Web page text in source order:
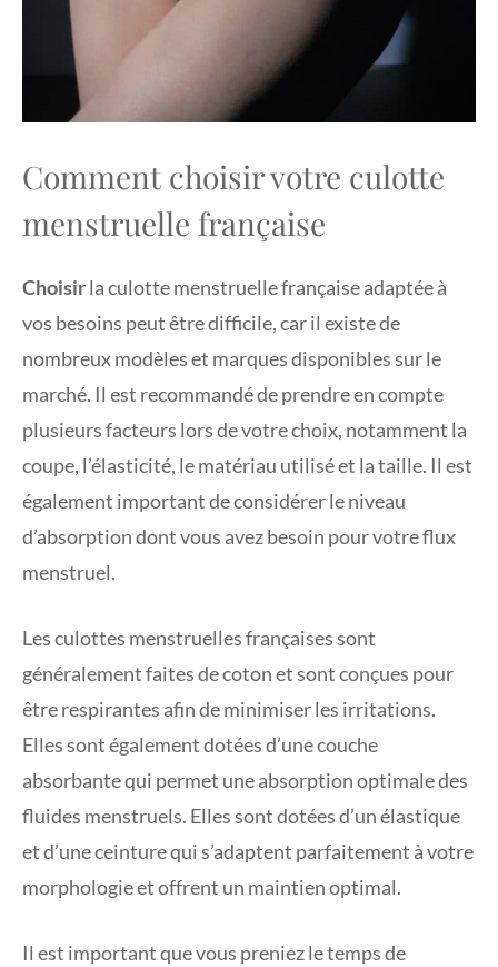
Comment choisir votre culotte
menstruelle française
Choisirla culotte menstruelle française adaptée à
vos besoins peut être difficile, car il existe de
nombreux modèles et marques disponibles sur le
marché. Il est recommandé de prendre en compte
plusieurs facteurs lors de votre choix, notamment la
coupe, l’élasticité, le matériau utilisé et la taille. Il est
également important de considérer le niveau
d’absorption dont vous avez besoin pour votre flux
menstruel.
Les culottes menstruelles françaises sont
généralement faites de coton et sont conçues pour
être respirantes afin de minimiser les irritations.
Elles sont également dotées d’une couche
absorbante qui permet une absorption optimale des
fluides menstruels. Elles sont dotées d’un élastique
et d’une ceinture qui s’adaptent parfaitement à votre
morphologie et offrent un maintien optimal.
Il est important que vous preniez le temps de